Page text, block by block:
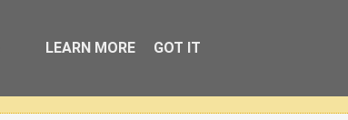
LEARN MORE GOT IT